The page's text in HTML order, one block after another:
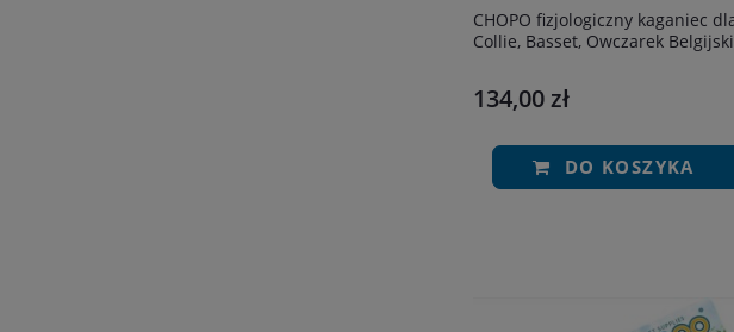
CHOPO fizjologiczny kaganiec dla psa -
Collie, Basset, Owczarek Belgijski
134,00 zł
DO KOSZYKA